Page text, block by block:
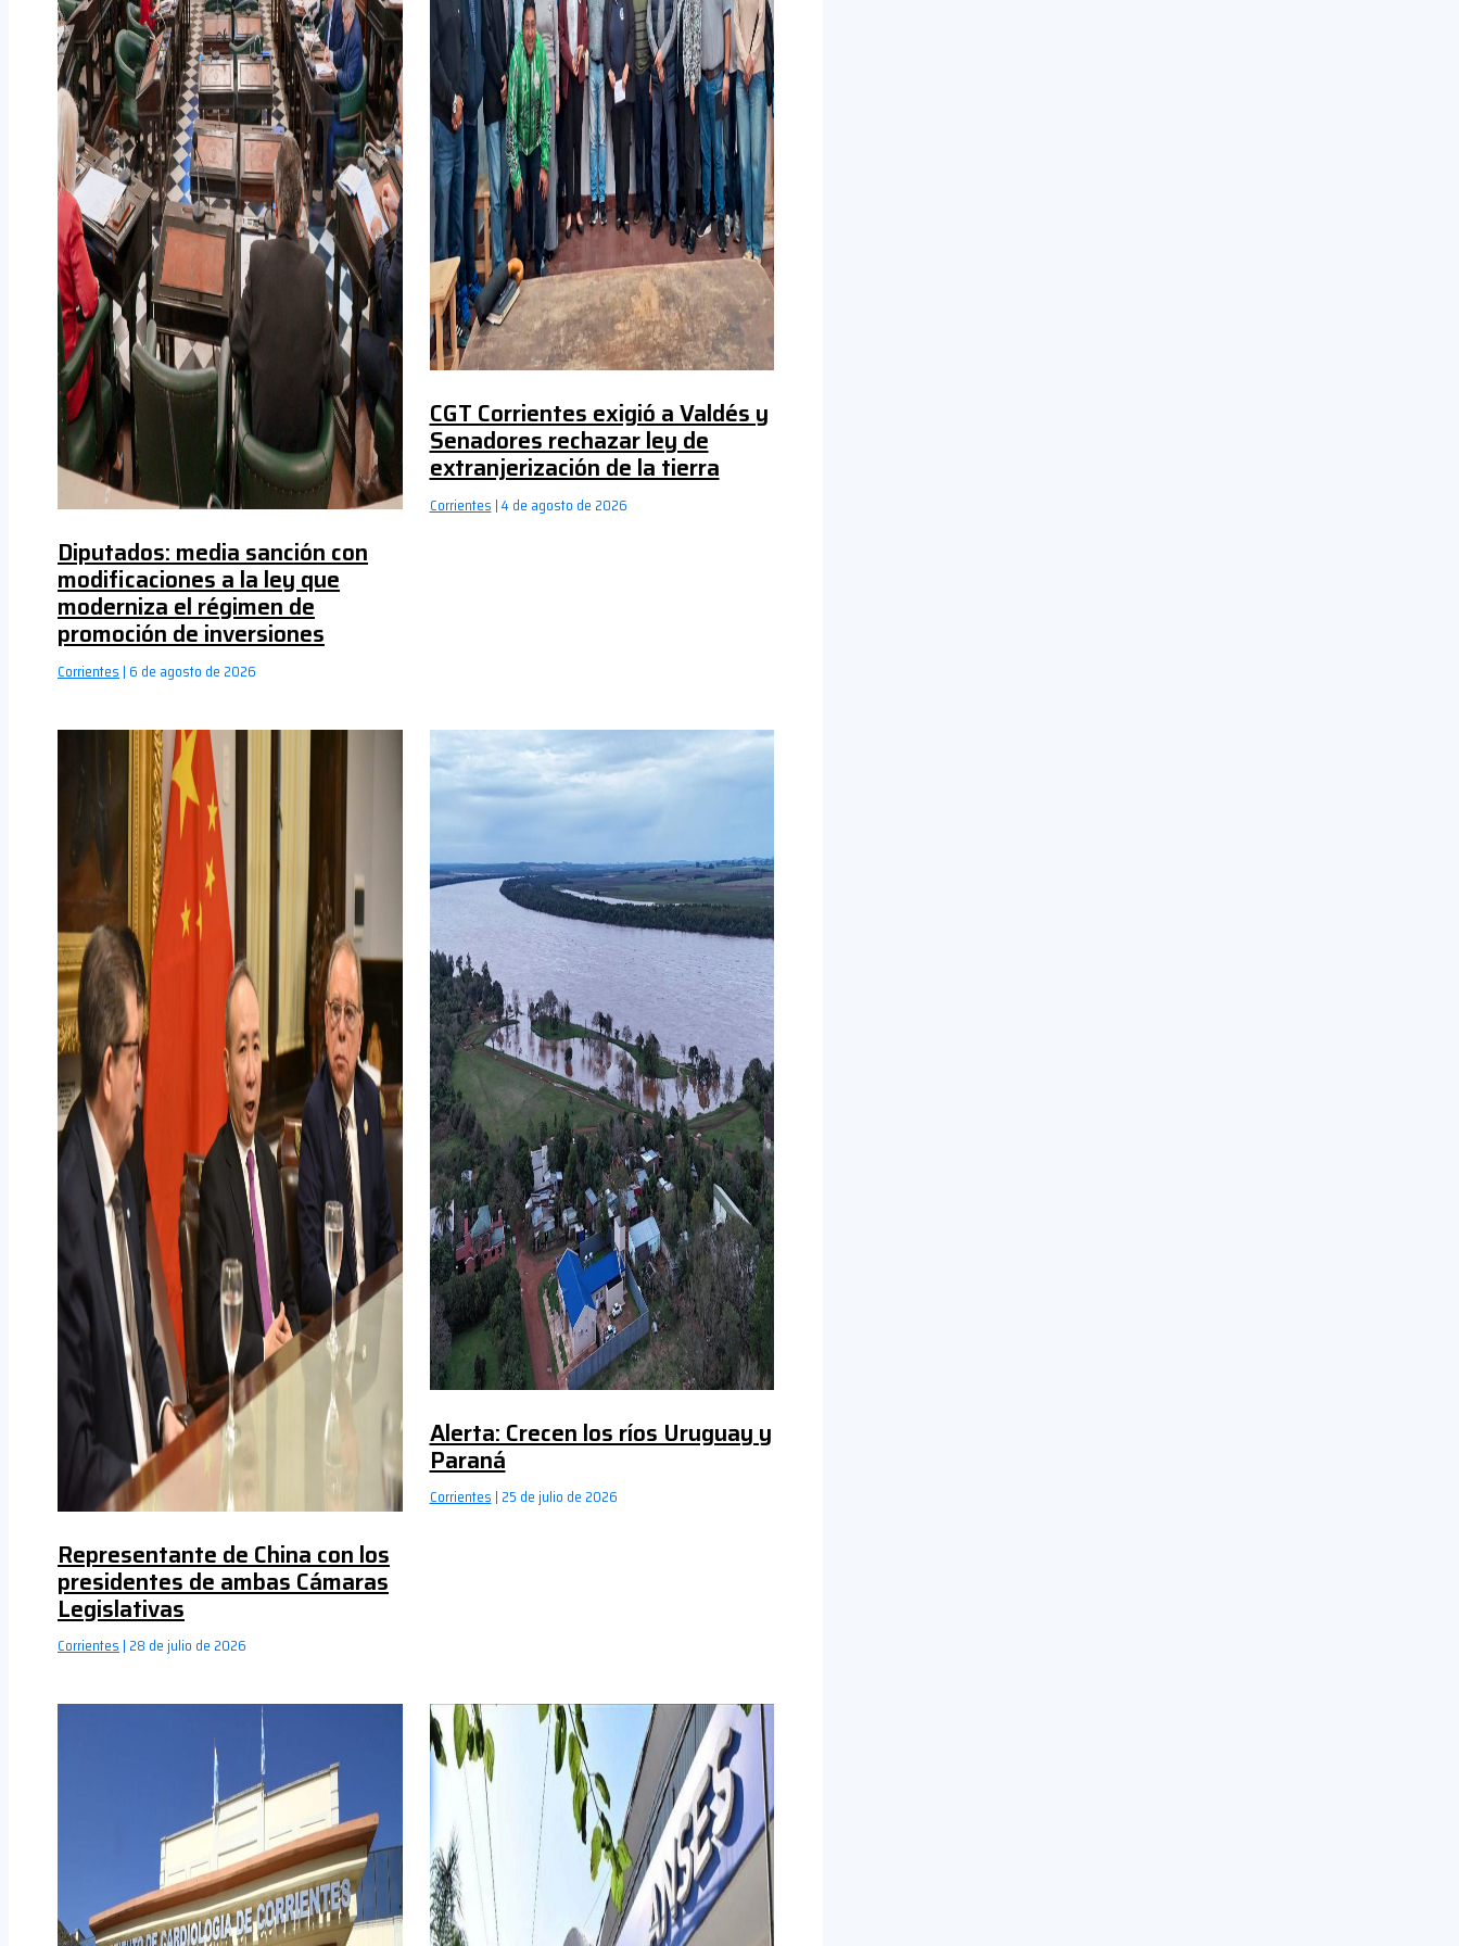
Diputados: media sanción con
modificaciones a la ley que
moderniza el régimen de
promoción de inversiones
Corrientes | 6 de agosto de 2026
CGT Corrientes exigió a Valdés y
Senadores rechazar ley de
extranjerización de la tierra
Corrientes |4 de agosto de 2026
Representante de China con los
presidentes de ambas Cámaras
Legislativas
Corrientes| 28 de julio de 2026
Alerta: Crecen los ríos Uruguay y
Paraná
Corrientes| 25 de julio de 2026